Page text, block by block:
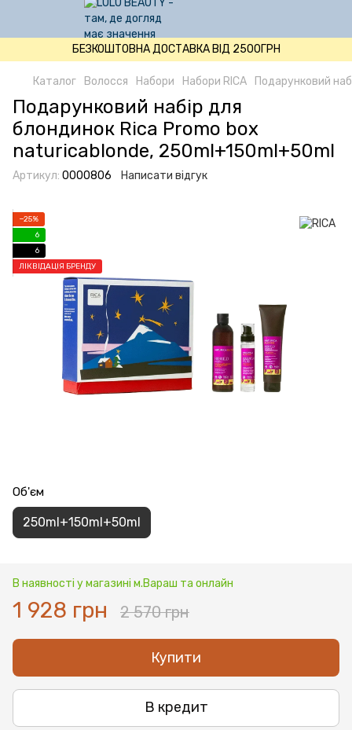
БЕЗКОШТОВНА ДОСТАВКА ВІД 2500ГРН
Каталог Волосся Набори Набори RICA Подарунковий
Подарунковий набір для
блондинок Rica Promo box
naturicablonde, 250ml+150ml+50ml
Артикул: 0000806 Написати відгук
−25%
6
6
ЛІКВІДАЦІЯ БРЕНДУ
Об'єм
250ml+150ml+50ml
В наявності у магазині м.Вараш та онлайн
1 928 грн 2 570 грн
Купити
В кредит